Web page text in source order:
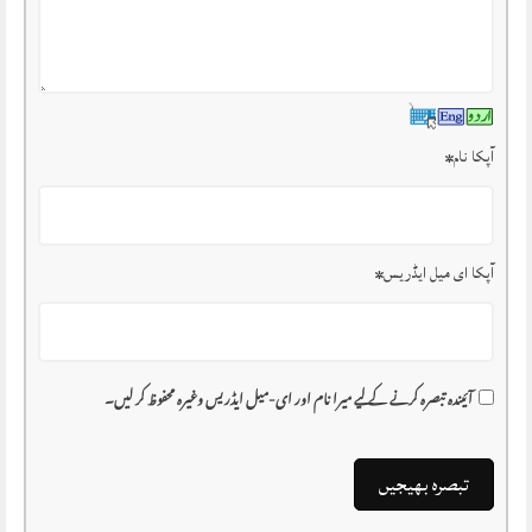
آپکا نام*
آپکا ای میل ایڈریس*
آئیندہ تبصرہ کرنے کے لیے میرا نام اور ای-میل ایڈریس وغیرہ محفوظ کر لیں۔